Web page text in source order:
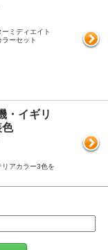
ミディエイト
ーセット
・イギリ
色
アカラー3色を